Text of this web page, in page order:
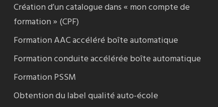
Création d’un catalogue dans « mon compte de
formation » (CPF)
Formation AAC accéléré boîte automatique
Formation conduite accélérée boîte automatique
Formation PSSM
Obtention du label qualité auto-école